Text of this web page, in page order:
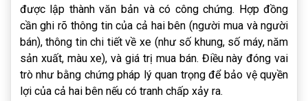
được lập thành văn bản và có công chứng. Hợp đồng
cần ghi rõ thông tin của cả hai bên (người mua và người
bán), thông tin chi tiết về xe (như số khung, số máy, năm
sản xuất, màu xe), và giá trị mua bán. Điều này đóng vai
trò như bằng chứng pháp lý quan trọng để bảo vệ quyền
lợi của cả hai bên nếu có tranh chấp xảy ra.